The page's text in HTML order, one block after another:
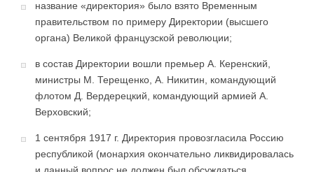
название «директория» было взято Временным
правительством по примеру Директории (высшего
органа) Великой французской революции;
в состав Директории вошли премьер А. Керенский,
министры М. Терещенко, А. Никитин, командующий
флотом Д. Вердерецкий, командующий армией А.
Верховский;
1 сентября 1917 г. Директория провозгласила Россию
республикой (монархия окончательно ликвидировалась